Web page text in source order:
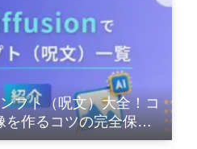
プト（呪文）大全！コ
を作るコツの完全保存